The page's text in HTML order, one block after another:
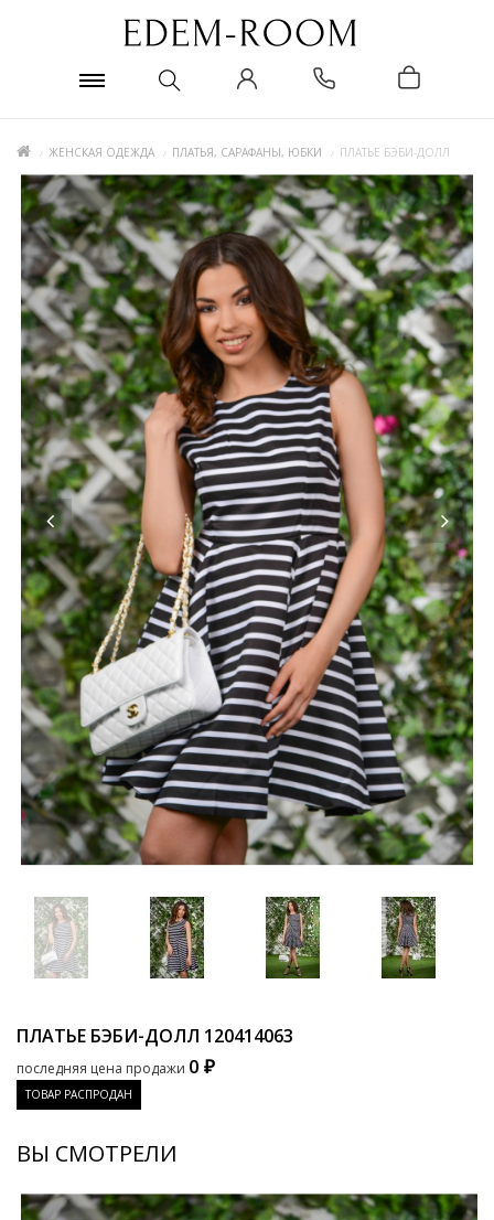
ЖЕНСКАЯ ОДЕЖДА ПЛАТЬЯ, САРАФАНЫ, ЮБКИ ПЛАТЬЕ БЭБИ-ДОЛЛ
ПЛАТЬЕ БЭБИ-ДОЛЛ 120414063
последняя цена продажи 0 ₽
ТОВАР РАСПРОДАН
ВЫ СМОТРЕЛИ